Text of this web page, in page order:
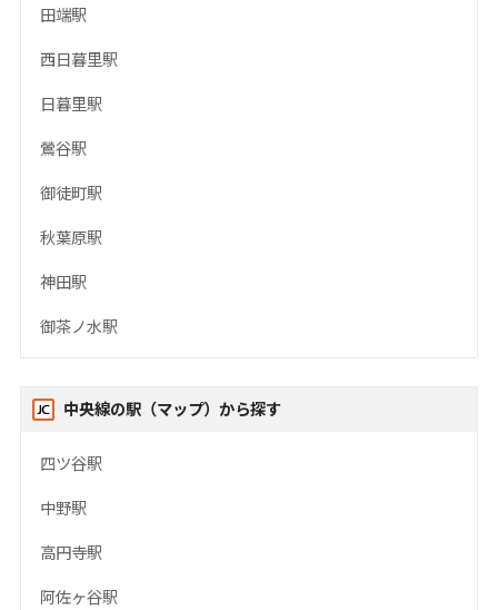
田端駅
西日暮里駅
日暮里駅
鶯谷駅
御徒町駅
秋葉原駅
神田駅
御茶ノ水駅
中央線の駅（マップ）から探す
四ツ谷駅
中野駅
高円寺駅
阿佐ヶ谷駅